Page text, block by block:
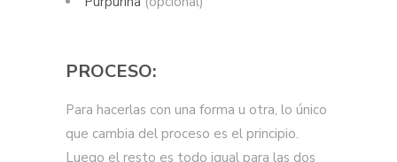
PROCESO:
Para hacerlas con una forma u otra, lo único
que cambia del proceso es el principio.
Luego el resto es todo igual para las dos